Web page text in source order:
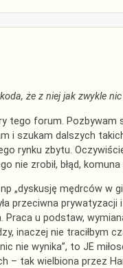
że z niej jak zwykle
tego forum.
i szukam dalszych
rynku zbytu.
nie zrobił, błąd,
„dyskusję mędrców w
przeciwna
u podstaw,
inaczej nie traciłbym
nie wynika”, to JE
– tak wielbiona przez